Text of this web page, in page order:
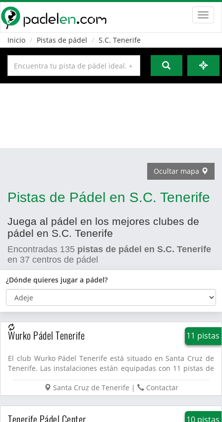
Inicio
Pistas de pádel S.C. Tenerife
Ocultar mapa
Pistas de Pádel en S.C. Tenerife
Juega al pádel en los mejores clubes de
pádel en S.C. Tenerife
Encontradas 135 pistas de pádel en S.C. Tenerife
en 37 centros de pádel
¿Dónde quieres jugar a pádel?
Wurko Pádel Tenerife 11 pistas
El club Wurko Pádel Tenerife está situado en Santa Cruz de
Tenerife. Las instalaciones están equipadas con 11 pistas de
p�...
Santa Cruz de Tenerife | Contactar
Tenerife Pádel Center 10 pistas